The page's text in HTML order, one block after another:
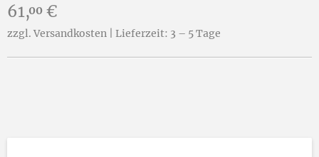
Preis:
61,00 €
zzgl. Versandkosten | Lieferzeit: 3 – 5 Tage